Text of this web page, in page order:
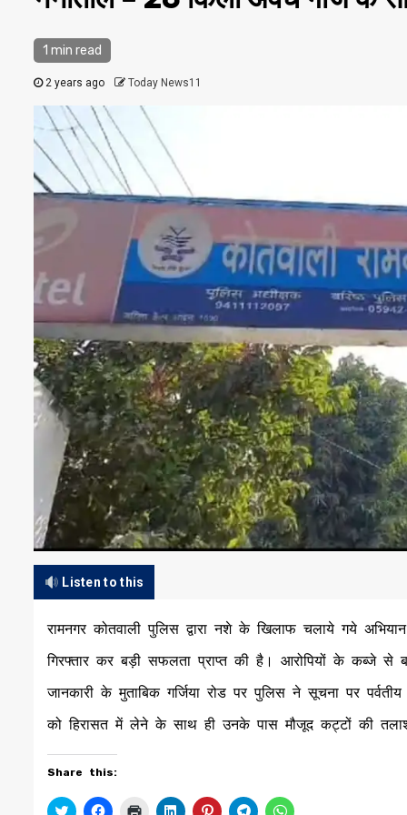
1 min read
2 years ago Today News11
Listen to this
रामनगर कोतवाली पुलिस द्वारा नशे के खिलाफ चलाये गये
गिरफ्तार कर बड़ी सफलता प्राप्त की है। आरोपियों के कब्जे से
जानकारी के मुताबिक गर्जिया रोड पर पुलिस ने सूचना पर
को हिरासत में लेने के साथ ही उनके पास मौजूद कट्टों की
Share this:
Click Click Click Click Click Click Click